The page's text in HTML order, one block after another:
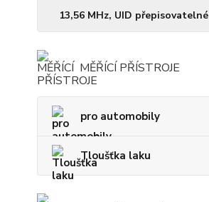
13,56 MHz, UID přepisovatelné
MĚŘÍCÍ PŘÍSTROJE
pro automobily
Tloušťka laku